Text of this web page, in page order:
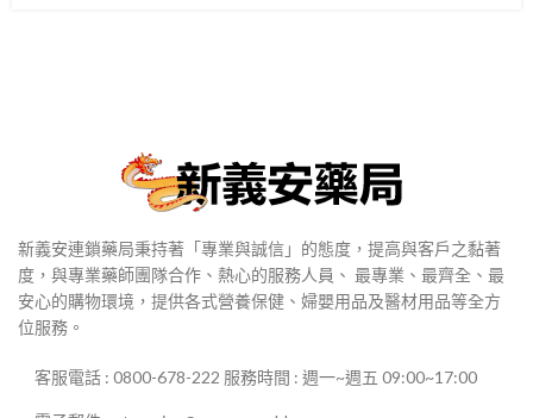
新義安連鎖藥局秉持著「專業與誠信」的態度，提高與客戶之黏著
度，與專業藥師團隊合作、熱心的服務人員、 最專業、最齊全、最
安心的購物環境，提供各式營養保健、婦嬰用品及醫材用品等全方
位服務。
客服電話 : 0800-678-222 服務時間 : 週一~週五 09:00~17:00